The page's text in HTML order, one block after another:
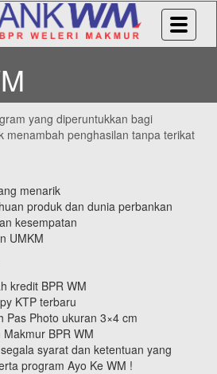
yang diperuntukkan bagi
menambah penghasilan tanpa terikat
menarik
produk dan dunia perbankan
kesempatan
UMKM
kredit BPR WM
KTP terbaru
Pas Photo ukuran 3×4 cm
BPR WM
syarat dan ketentuan yang
program Ayo Ke WM !